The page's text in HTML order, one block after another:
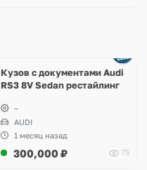
Кузов с документами Audi
RS3 8V Sedan рестайлинг
~
AUDI
1 месяц назад
300,000 ₽ 75